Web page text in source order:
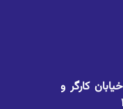
کارگر و